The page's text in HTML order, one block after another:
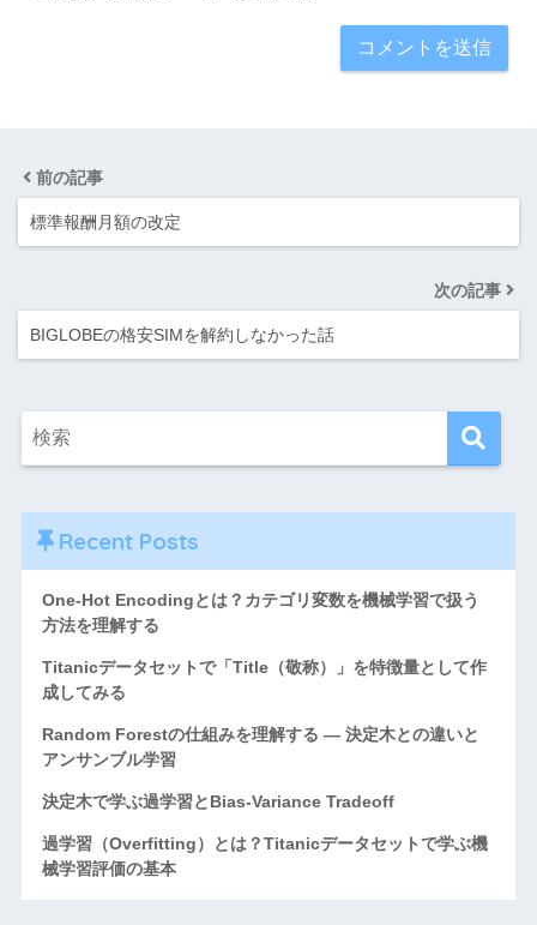
前の記事
標準報酬月額の改定
次の記事
BIGLOBEの格安SIMを解約しなかった話
Recent Posts
One-Hot Encodingとは？カテゴリ変数を機械学習で扱う
方法を理解する
Titanicデータセットで「Title（敬称）」を特徴量として作
成してみる
Random Forestの仕組みを理解する ― 決定木との違いと
アンサンブル学習
決定木で学ぶ過学習とBias-Variance Tradeoff
過学習（Overfitting）とは？Titanicデータセットで学ぶ機
械学習評価の基本